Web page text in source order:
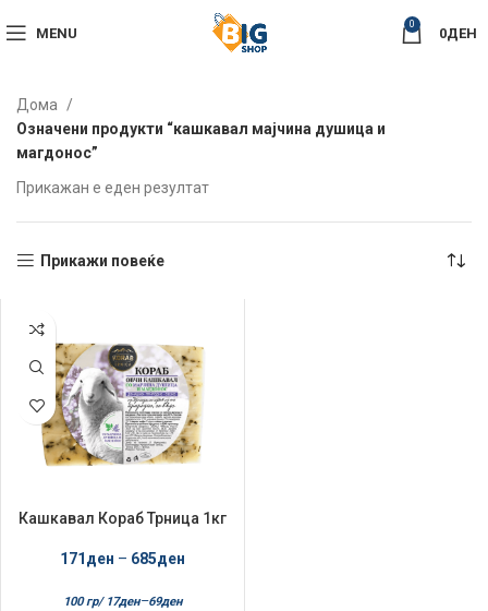
MENU
0
0ДЕН
Дома
Означени продукти “кашкавал мајчина душица и
магдонос”
Прикажан е еден резултат
Прикажи повеќе
Кашкавал Кораб Трница 1кг
171ден – 685ден
100 гр/ 17ден–69ден